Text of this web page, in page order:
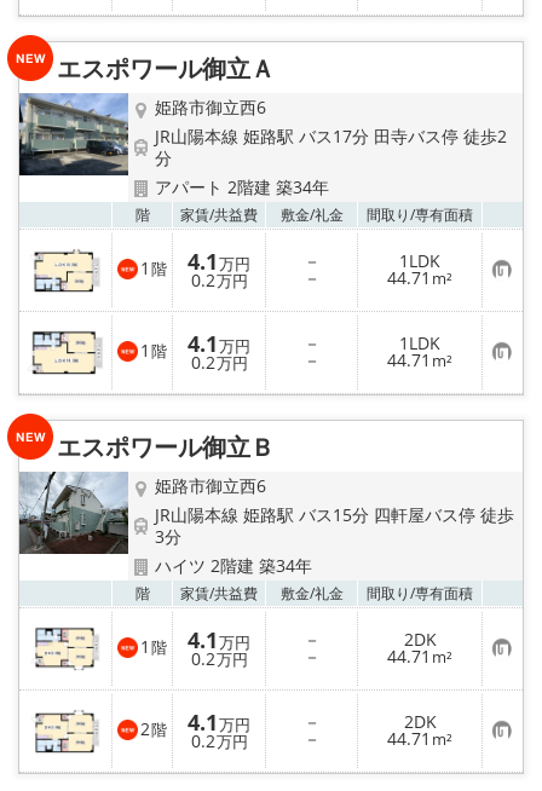
に
り
エスポワール御立Ａ
姫路市御立西6
JR山陽本線 姫路駅 バス17分 田寺バス停 徒歩2
分
アパート 2階建 築34年
階 家賃/共益費 敷金/礼金 間取り/専有面積
1 階 4.1万円
0.2万円
－
－
1LDK
44.71 m² お
気
に
入
り
登
録
1 階 4.1万円
0.2万円
－
－
1LDK
44.71 m² お
気
に
り
エスポワール御立Ｂ
姫路市御立西6
JR山陽本線 姫路駅 バス15分 四軒屋バス停 徒歩
3分
ハイツ 2階建 築34年
階 家賃/共益費 敷金/礼金 間取り/専有面積
1 階 4.1万円
0.2万円
－
－
2DK
44.71 m² お
気
に
入
り
登
録
2階 4.1万円
0.2万円
－
－
2DK
44.71 m² お
気
に